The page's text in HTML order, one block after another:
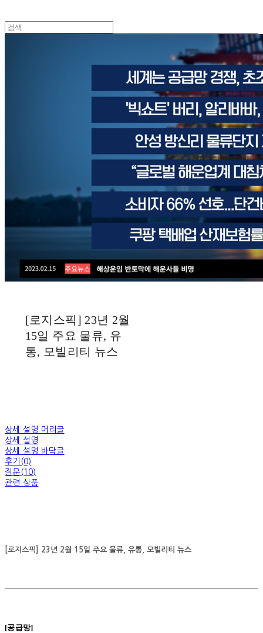
[로지스픽] 23년 2월
15일 주요 물류, 유
통, 모빌리티 뉴스
상세 설명 머리글
상세 설명
상세 설명 바닥글
후기(0)
질문(10)
관련 상품
[로지스픽] 23년 2월 15일 주요 물류, 유통, 모빌리티 뉴스
[공급망]